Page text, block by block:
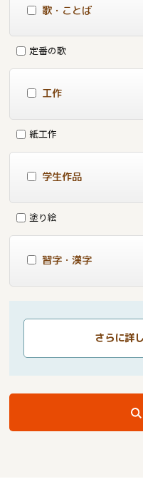
歌・ことば
定番の歌
工作
紙工作
学生作品
塗り絵
習字・漢字
さらに詳